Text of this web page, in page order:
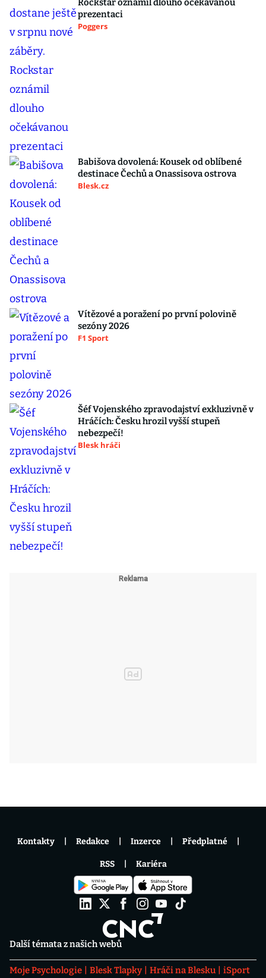
Rockstar oznámil dlouho očekávanou
prezentaci
Poggers
Babišova dovolená: Kousek od oblíbené
destinace Čechů a Onassisova ostrova
Blesk.cz
Vítězové a poražení po první polovině
sezóny 2026
F1 Sport
Šéf Vojenského zpravodajství exkluzivně v
Hráčích: Česku hrozil vyšší stupeň
nebezpečí!
Blesk hráči
Další témata z našich webů
Moje Psychologie Blesk Tlapky Hráči na Blesku
iSport
Kontakty Redakce Inzerce Předplatné
RSS Kariéra